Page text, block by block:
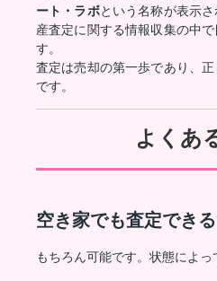
ート・ラボという名称が表示
産査定に関する情報収集の中
す。
査定は売却の第一歩であり、
です。
よくあ
空き家でも査定できる
もちろん可能です。状態によっ